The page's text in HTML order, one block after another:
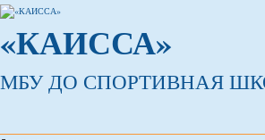
«КАИССА»
МБУ ДО СПОРТИВНАЯ